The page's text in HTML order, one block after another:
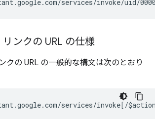
ンクの URL の仕様
クの URL の一般的な構文は次のとおり